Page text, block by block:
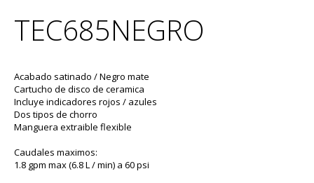
TEC685NEGRO
Acabado satinado / Negro mate
Cartucho de disco de ceramica
Incluye indicadores rojos / azules
Dos tipos de chorro
Manguera extraible flexible
Caudales maximos:
1.8 gpm max (6.8 L / min) a 60 psi